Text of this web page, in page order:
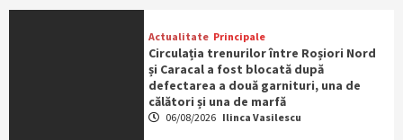
Actualitate Principale
Circulația trenurilor între Roșiori Nord
și Caracal a fost blocată după
defectarea a două garnituri, una de
călători și una de marfă
06/08/2026 Ilinca Vasilescu